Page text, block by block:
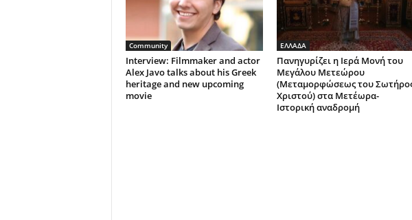
Community
Interview: Filmmaker and actor
Alex Javo talks about his Greek
heritage and new upcoming
movie
ΕΛΛΑΔΑ
Πανηγυρίζει η Ιερά Μονή του
Μεγάλου Μετεώρου
(Μεταμορφώσεως του
Χριστού) στα Μετέωρα-
Ιστορική αναδρομή